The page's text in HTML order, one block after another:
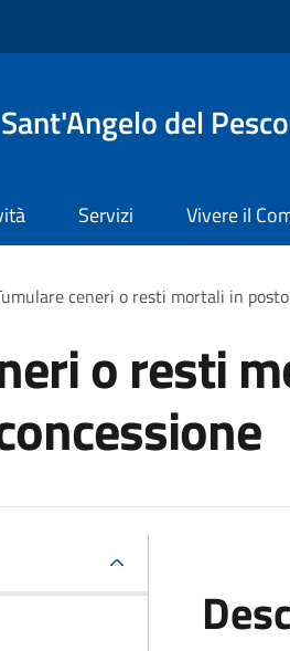
del Pesco
Servizi Vivere il
ceneri o resti mortali in
o resti